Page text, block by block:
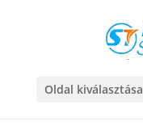
Oldal kiválasztása